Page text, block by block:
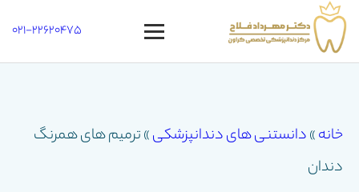
Open
021-22620475
خانه»دانستنی های دندانپزشکی»ترمیم های همرنگ
دندان